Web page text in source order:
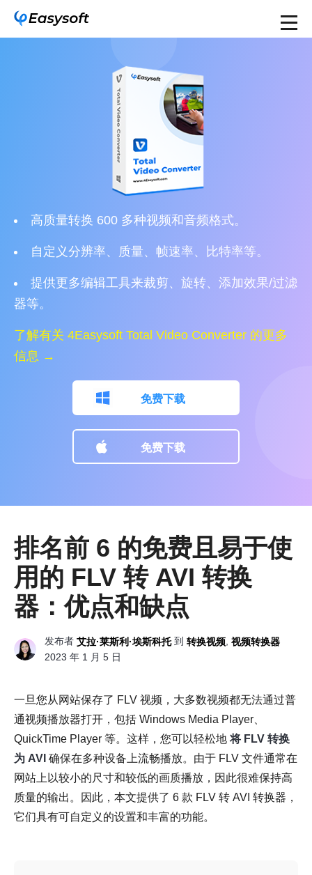
高质量转换 600 多种视频和音频格式。
自定义分辨率、质量、帧速率、比特率等。
提供更多编辑工具来裁剪、旋转、添加效果/过滤
器等。
了解有关 4Easysoft Total Video Converter 的更多
信息 →
免费下载
免费下载
排名前 6 的免费且易于使
用的 FLV 转 AVI 转换
器：优点和缺点
发布者 艾拉·莱斯利·埃斯科托到 转换视频 视频转换器
2023 年 1 月 5 日
一旦您从网站保存了 FLV 视频，大多数视频都无法通过普
通视频播放器打开，包括 Windows Media Player、
QuickTime Player 等。这样，您可以轻松地将 FLV 转换
为 AVI 确保在多种设备上流畅播放。由于 FLV 文件通常在
网站上以较小的尺寸和较低的画质播放，因此很难保持高
质量的输出。因此，本文提供了 6 款 FLV 转 AVI 转换器，
它们具有可自定义的设置和丰富的功能。